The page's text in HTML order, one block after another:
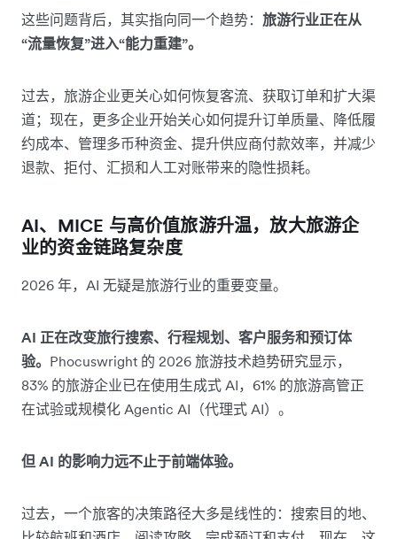
这些问题背后，其实指向同一个趋势： 旅游行业正在从
“流量恢复”进入“能力重建”。
过去，旅游企业更关心如何恢复客流、获取订单和扩大渠
道；现在，更多企业开始关心如何提升订单质量、降低履
约成本、管理多币种资金、提升供应商付款效率，并减少
退款、拒付、汇损和人工对账带来的隐性损耗。
AI、MICE 与高价值旅游升温，放大旅游企
业的资金链路复杂度
2026 年，AI 无疑是旅游行业的重要变量。
AI 正在改变旅行搜索、行程规划、客户服务和预订体
验。 Phocuswright 的 2026 旅游技术趋势研究显示，
83% 的旅游企业已在使用生成式 AI，61% 的旅游高管正
在试验或规模化 Agentic AI（代理式 AI）。
但 AI 的影响力远不止于前端体验。
过去，一个旅客的决策路径大多是线性的：搜索目的地、